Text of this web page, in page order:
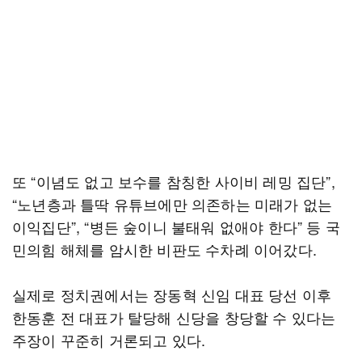
또 “이념도 없고 보수를 참칭한 사이비 레밍 집단”,
“노년층과 틀딱 유튜브에만 의존하는 미래가 없는
이익집단”, “병든 숲이니 불태워 없애야 한다” 등 국
민의힘 해체를 암시한 비판도 수차례 이어갔다.
실제로 정치권에서는 장동혁 신임 대표 당선 이후
한동훈 전 대표가 탈당해 신당을 창당할 수 있다는
주장이 꾸준히 거론되고 있다.